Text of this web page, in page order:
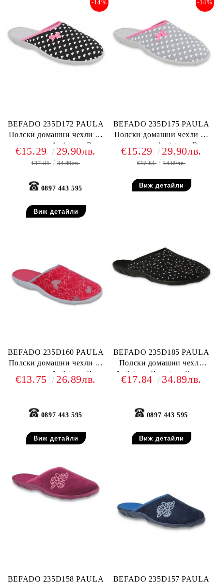
BEFADO 235D172 PAULA
Полски домашни чехли от
текстил, Antistress-B
system
-14%
€15.29 29.90лв.
€17.84 34.89лв.
0897 443 595
Виж детайли
BEFADO 235D175 PAULA
Полски домашни чехли от
текстил, Antistress-B
system
-14%
€15.29 29.90лв.
€17.84 34.89лв.
Виж детайли
BEFADO 235D160 PAULA
Полски домашни чехли от
текстил, Antistress-B
system
€13.75 26.89лв.
0897 443 595
Виж детайли
BEFADO 235D185 PAULA
Полски домашни чехли
Antistress-B system, Черни
€17.84 34.89лв.
0897 443 595
Виж детайли
BEFADO 235D158 PAULA
BEFADO 235D157 PAULA